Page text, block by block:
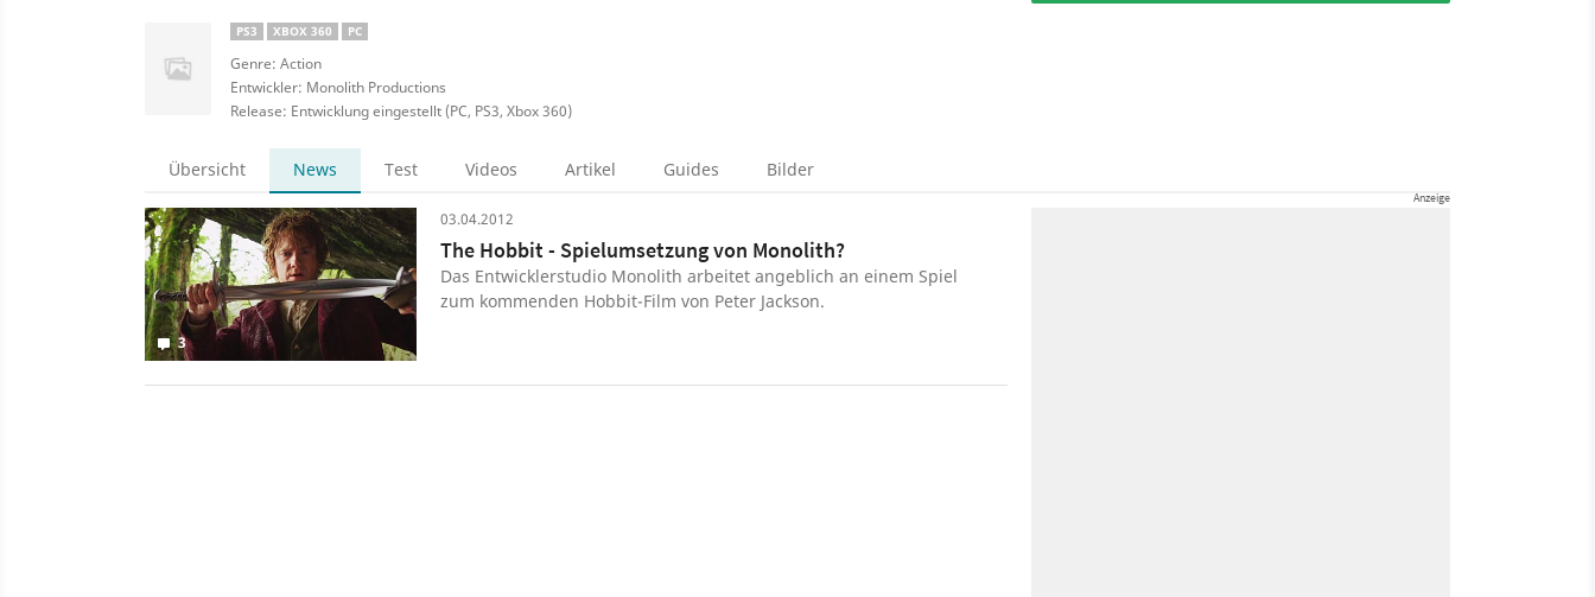
PS3 XBOX 360 PC
Genre: Action
Entwickler: Monolith Productions
Release: Entwicklung eingestellt (PC, PS3, Xbox 360)
Übersicht News Test Videos Artikel Guides Bilder
3
03.04.2012
The Hobbit - Spielumsetzung von Monolith?
Das Entwicklerstudio Monolith arbeitet angeblich an einem Spiel
zum kommenden Hobbit-Film von Peter Jackson.